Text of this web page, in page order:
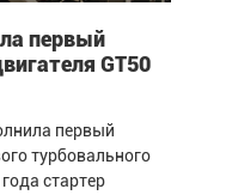
первый
GT50
первый
турбовального
стартер